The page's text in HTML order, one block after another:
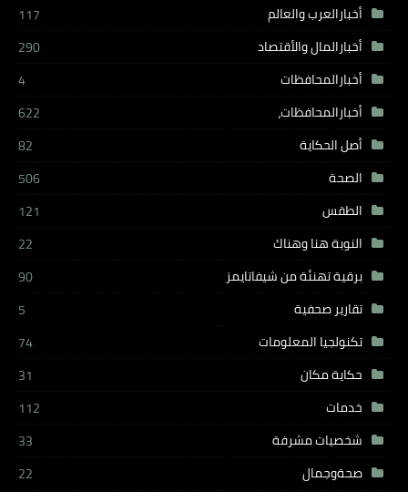
أخبارالعرب والعالم
117
أخبارالمال والأقتصاد
290
أخبارالمحافظات
4
أخبارالمحافظات،
622
أصل الحكاية
82
الصحة
506
الطقس
121
النوبة هنا وهناك
22
برقية تهنئة من شيفاتايمز
90
تقارير صحفية
5
تكنولجيا المعلومات
74
حكاية مكان
31
خدمات
112
شخصيات مشرفة
33
صحةوجمال
22